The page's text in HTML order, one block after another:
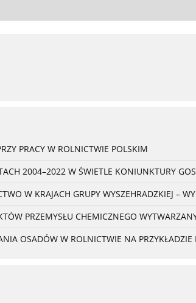
PRACY W ROLNICTWIE POLSKIM
2004–2022 W ŚWIETLE KONIUNKTURY
W KRAJACH GRUPY WYSZEHRADZKIEJ –
PRZEMYSŁU CHEMICZNEGO
OSADÓW W ROLNICTWIE NA PRZYKŁADZIE